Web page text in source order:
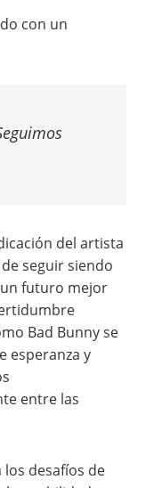
con un
del artista
seguir siendo
futuro mejor
Bad Bunny se
esperanza y
entre las
desafíos de